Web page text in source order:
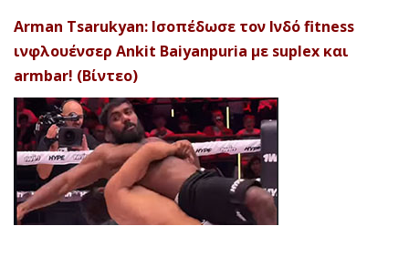
Arman Tsarukyan: Ισοπέδωσε τον Ινδό fitness
ινφλουένσερ Ankit Baiyanpuria με suplex και
armbar! (Βίντεο)